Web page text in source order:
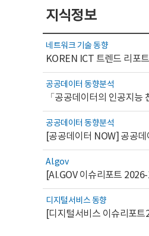
지식정보
네트워크 기술 동향
KOREN ICT 트렌드 리포
공공데이터 동향분석
「공공데이터의 인공지능
공공데이터 동향분석
[공공데이터 NOW] 공공
AI.gov
디지털서비스 동향